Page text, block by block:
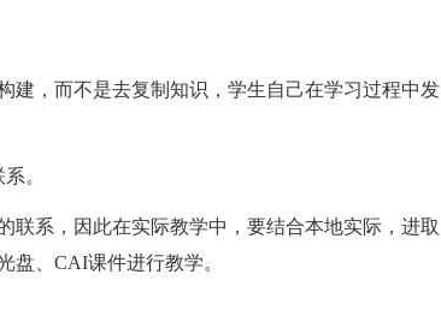
建，而不是去复制知识，学生自己在学习过程中发
。
联系，因此在实际教学中，要结合本地实际，进取
盘、CAI课件进行教学。